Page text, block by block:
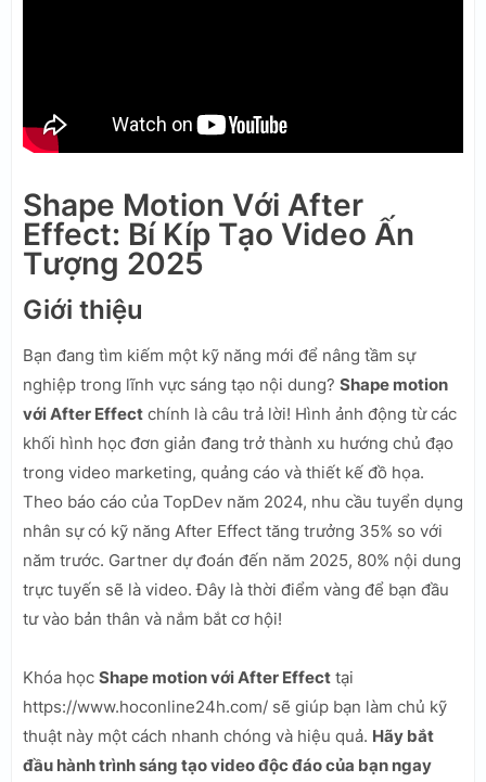
Shape Motion Với After
Effect: Bí Kíp Tạo Video Ấn
Tượng 2025
Giới thiệu
Bạn đang tìm kiếm một kỹ năng mới để nâng tầm sự
nghiệp trong lĩnh vực sáng tạo nội dung? Shape motion
với After Effect chính là câu trả lời! Hình ảnh động từ các
khối hình học đơn giản đang trở thành xu hướng chủ đạo
trong video marketing, quảng cáo và thiết kế đồ họa.
Theo báo cáo của TopDev năm 2024, nhu cầu tuyển dụng
nhân sự có kỹ năng After Effect tăng trưởng 35% so với
năm trước. Gartner dự đoán đến năm 2025, 80% nội dung
trực tuyến sẽ là video. Đây là thời điểm vàng để bạn đầu
tư vào bản thân và nắm bắt cơ hội!
Khóa học Shape motion với After Effect tại
https://www.hoconline24h.com/ sẽ giúp bạn làm chủ kỹ
thuật này một cách nhanh chóng và hiệu quả. Hãy bắt
đầu hành trình sáng tạo video độc đáo của bạn ngay